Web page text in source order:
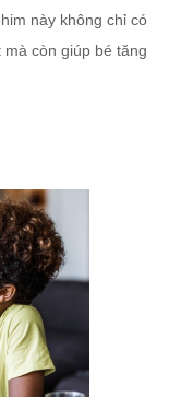
này không chỉ có
còn giúp bé tăng